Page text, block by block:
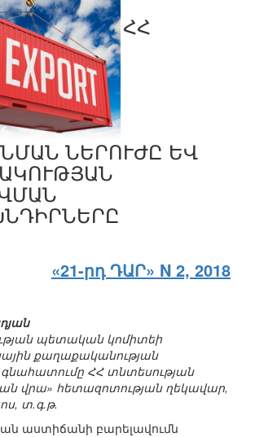
ՀՀ
ՆԵՐՈՒԺԸ ԵՎ
«21-րդ ԴԱՐ» N 2, 2018
պետական կոմիտեի
քաղաքականության
գնահատումը ՀՀ տնտեսության
վրա» հետազոտության ղեկավար,
տ.գ.թ.
աստիճանի բարելավումն